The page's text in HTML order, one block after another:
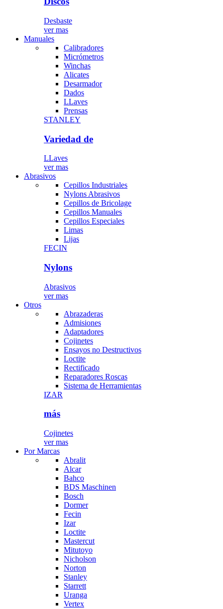
Desbaste
ver mas
Manuales
Calibradores
Micrómetros
Winchas
Alicates
Desarmador
Dados
LLaves
Prensas
STANLEY
Variedad de
LLaves
ver mas
Abrasivos
Cepillos Industriales
Nylons Abrasivos
Cepillos de Bricolage
Cepillos Manuales
Cepillos Especiales
Limas
Lijas
FECIN
Nylons
Abrasivos
ver mas
Otros
Abrazaderas
Admisiones
Adaptadores
Cojinetes
Ensayos no Destructivos
Loctite
Rectificado
Reparadores Roscas
Sistema de Herramientas
IZAR
más
Cojinetes
ver mas
Por Marcas
Abralit
Alcar
Bahco
BDS Maschinen
Bosch
Dormer
Fecin
Izar
Loctite
Mastercut
Mitutoyo
Nicholson
Norton
Stanley
Starrett
Uranga
Vertex